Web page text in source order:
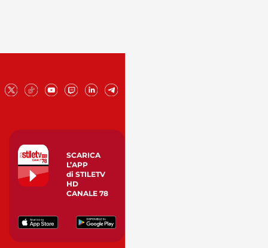
SCARICA
L’APP
di STILETV
HD
CANALE 78